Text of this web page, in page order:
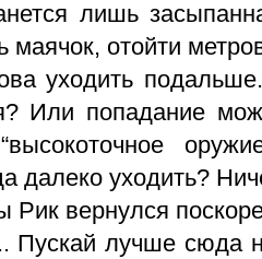
лишь
маячок, отойти
уходить
Или попадание
далеко уходить?
Рик вернулся
Пускай лучше сюда